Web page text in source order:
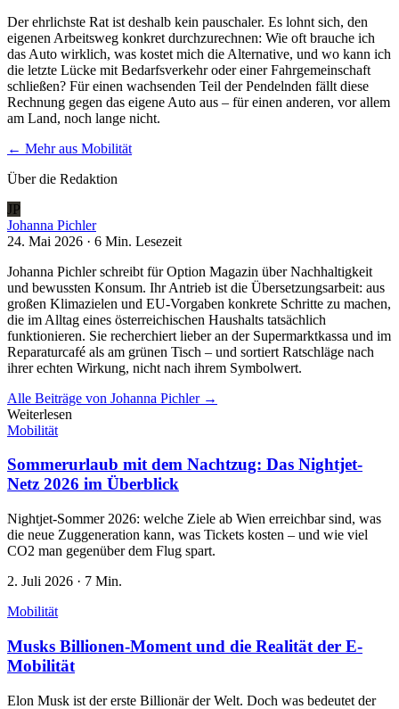
Der ehrlichste Rat ist deshalb kein pauschaler. Es lohnt sich, den
eigenen Arbeitsweg konkret durchzurechnen: Wie oft brauche ich
das Auto wirklich, was kostet mich die Alternative, und wo kann ich
die letzte Lücke mit Bedarfsverkehr oder einer Fahrgemeinschaft
schließen? Für einen wachsenden Teil der Pendelnden fällt diese
Rechnung gegen das eigene Auto aus – für einen anderen, vor allem
am Land, noch lange nicht.
← Mehr aus Mobilität
Über die Redaktion
JP
Johanna Pichler
24. Mai 2026 · 6 Min. Lesezeit
Johanna Pichler schreibt für Option Magazin über Nachhaltigkeit
und bewussten Konsum. Ihr Antrieb ist die Übersetzungsarbeit: aus
großen Klimazielen und EU-Vorgaben konkrete Schritte zu machen,
die im Alltag eines österreichischen Haushalts tatsächlich
funktionieren. Sie recherchiert lieber an der Supermarktkassa und im
Reparaturcafé als am grünen Tisch – und sortiert Ratschläge nach
ihrer echten Wirkung, nicht nach ihrem Symbolwert.
Alle Beiträge von Johanna Pichler→
Weiterlesen
Mobilität
Sommerurlaub mit dem Nachtzug: Das Nightjet-
Netz 2026 im Überblick
Nightjet-Sommer 2026: welche Ziele ab Wien erreichbar sind, was
die neue Zuggeneration kann, was Tickets kosten – und wie viel
CO2 man gegenüber dem Flug spart.
2. Juli 2026 · 7 Min.
Mobilität
Musks Billionen-Moment und die Realität der E-
Mobilität
Elon Musk ist der erste Billionär der Welt. Doch was bedeutet der